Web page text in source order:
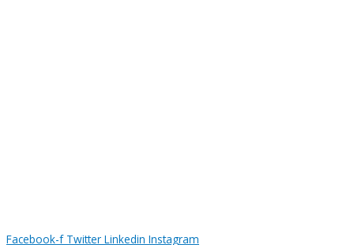
Facebook-f Twitter Linkedin Instagram